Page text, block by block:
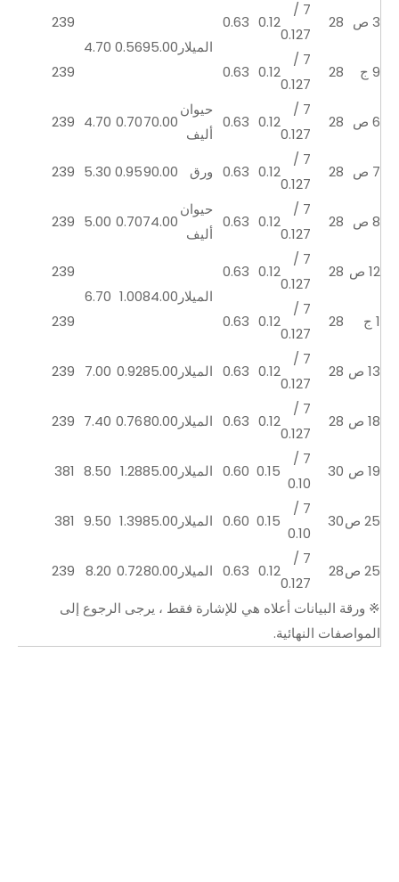
3 ص 28
7 /
0.127
0.12
0.63
الميلار 95.00
0.56
4.70
239
9 ج 28
7 /
0.127
0.12
0.63
239
6 ص 28
7 /
0.127
0.12
0.63
حيوان
أليف
70.00
0.70
4.70
239
7 ص 28
7 /
0.127
0.12
0.63 ورق 90.00
0.95
5.30
239
8 ص 28
7 /
0.127
0.12
0.63
حيوان
أليف
74.00
0.70
5.00
239
12 ص 28
7 /
0.127
0.12
0.63
الميلار 84.00
1.00
6.70
239
1 ج 28
7 /
0.127
0.12
0.63
239
13 ص 28
7 /
0.127
0.12
0.63 الميلار 85.00
0.92
7.00
239
18 ص 28
7 /
0.127
0.12
0.63 الميلار 80.00
0.76
7.40
239
19 ص 30
7 /
0.10
0.15
0.60 الميلار 85.00
1.28
8.50
381
25 ص 30
7 /
0.10
0.15
0.60 الميلار 85.00
1.39
9.50
381
25 ص 28
7 /
0.127
0.12
0.63 الميلار 80.00
0.72
8.20
239
※ ورقة البيانات أعلاه هي للإشارة فقط ، يرجى الرجوع إلى
المواصفات النهائية.